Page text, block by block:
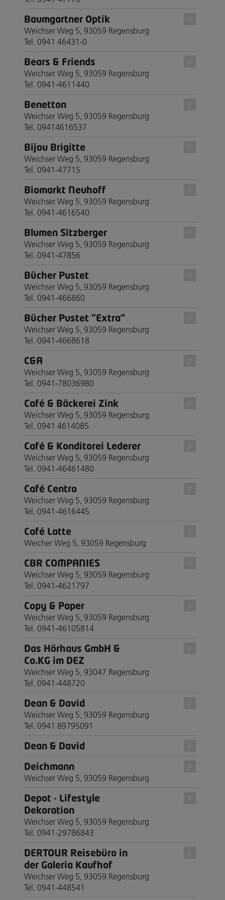
Baumgartner Optik
Weichser Weg 5, 93059 Regensburg
Tel. 0941 46431-0
Bears & Friends
Weichser Weg 5, 93059 Regensburg
Tel. 0941-4611440
Benetton
Weichser Weg 5, 93059 Regensburg
Tel. 09414616537
Bijou Brigitte
Weichser Weg 5, 93059 Regensburg
Tel. 0941-47715
Biomarkt Neuhoff
Weichser Weg 5, 93059 Regensburg
Tel. 0941-4616540
Blumen Sitzberger
Weichser Weg 5, 93059 Regensburg
Tel. 0941-47856
Bücher Pustet
Weichser Weg 5, 93059 Regensburg
Tel. 0941-466860
Bücher Pustet "Extra"
Weichser Weg 5, 93059 Regensburg
Tel. 0941-4668618
C&A
Weichser Weg 5, 93059 Regensburg
Tel. 0941-78036980
Café & Bäckerei Zink
Weichser Weg 5, 93059 Regensburg
Tel. 0941 4614085
Café & Konditorei Lederer
Weichser Weg 5, 93059 Regensburg
Tel. 0941-46461480
Café Centro
Weichser Weg 5, 93059 Regensburg
Tel. 0941-4616445
Café Latte
Weicher Weg 5, 93059 Regensburg
CBR COMPANIES
Weichser Weg 5, 93059 Regensburg
Tel. 0941-4621797
Copy & Paper
Weichser Weg 5, 93059 Regensburg
Tel. 0941-46105814
Das Hörhaus GmbH &
Co.KG im DEZ
Weichser Weg 5, 93047 Regensburg
Tel. 0941-448720
Dean & David
Weichser Weg 5, 93059 Regensburg
Tel. 0941 89795091
Dean & David
Deichmann
Weichser Weg 5, 93059 Regensburg
Depot - Lifestyle
Dekoration
Weichser Weg 5, 93059 Regensburg
Tel. 0941-29786843
DERTOUR Reisebüro in
der Galeria Kaufhof
Weichser Weg 5, 93059 Regensburg
Tel. 0941-448541